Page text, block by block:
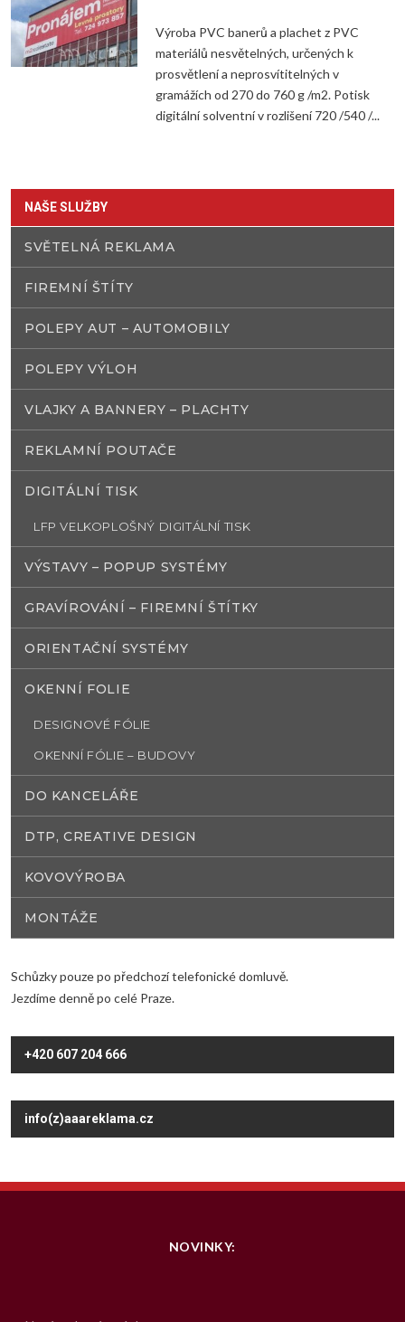
Výroba PVC banerů a plachet z PVC
materiálů nesvětelných, určených k
prosvětlení a neprosvítitelných v
gramážích od 270 do 760 g /m2. Potisk
digitální solventní v rozlišení 720 /540 /...
NAŠE SLUŽBY
SVĚTELNÁ REKLAMA
FIREMNÍ ŠTÍTY
POLEPY AUT – AUTOMOBILY
POLEPY VÝLOH
VLAJKY A BANNERY – PLACHTY
REKLAMNÍ POUTAČE
DIGITÁLNÍ TISK
LFP VELKOPLOŠNÝ DIGITÁLNÍ TISK
VÝSTAVY – POPUP SYSTÉMY
GRAVÍROVÁNÍ – FIREMNÍ ŠTÍTKY
ORIENTAČNÍ SYSTÉMY
OKENNÍ FOLIE
DESIGNOVÉ FÓLIE
OKENNÍ FÓLIE – BUDOVY
DO KANCELÁŘE
DTP, CREATIVE DESIGN
KOVOVÝROBA
MONTÁŽE
Schůzky pouze po předchozí telefonické domluvě.
Jezdíme denně po celé Praze.
+420 607 204 666
info(z)aaareklama.cz
NOVINKY: